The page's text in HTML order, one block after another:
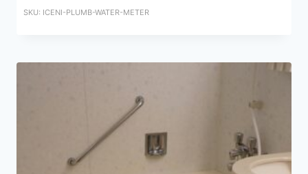
SKU: ICENI-PLUMB-WATER-METER